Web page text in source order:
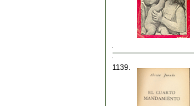
1139.